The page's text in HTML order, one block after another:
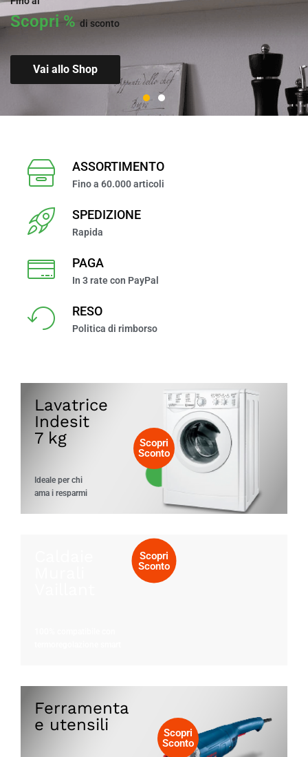
Scopri % di sconto
Vai allo Shop
Scopri % di sconto
Acquista Ora
ASSORTIMENTO
Fino a 60.000 articoli
SPEDIZIONE
Rapida
PAGA
In 3 rate con PayPal
RESO
Politica di rimborso
Lavatrice
Indesit
7 kg
Ideale per chi
ama i resparmi
Scopri
Sconto
Scopri
Sconto
Ferramenta
e utensili
Scopri
Sconto